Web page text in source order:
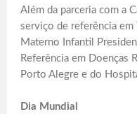
Além da parceria com a
serviço de referência em
Materno Infantil
Referência em Doenças
Porto Alegre e do
Dia Mundial